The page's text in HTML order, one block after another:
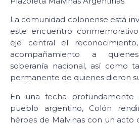
La comunidad colonense está
este encuentro
eje central el
acompañamiento a
soberanía nacional, así como
permanente de quienes dieron
En una fecha profundamente
pueblo argentino, Colón
héroes de Malvinas con un acto